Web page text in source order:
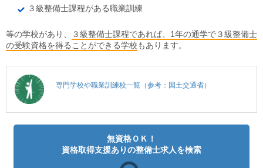
３級整備士課程がある職業訓練
等の学校があり、
３級整備士課程であれば、1年の通学で３級整備士
の受験資格を得ることができる学校もあります。
専門学校や職業訓練校一覧（参考：国土交通省）
無資格ＯＫ！
資格取得支援ありの整備士求人を検索